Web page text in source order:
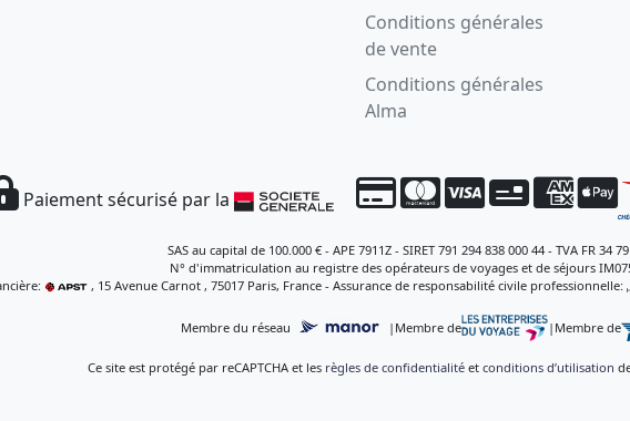
Conditions générales
de vente
Conditions générales
Alma
Paiement sécurisé par la
SAS au capital de 100.000 € - APE 7911Z - SIRET 791 294 838 000 44 - TVA FR 34
N° d'immatriculation au registre des opérateurs de voyages et de séjours
, 15 Avenue Carnot , 75017 Paris, France - Assurance de responsabilité civile professionnelle:
Membre du réseau | Membre de | Membre de
Ce site est protégé par reCAPTCHA et les règles de confidentialité et conditions d’utilisation